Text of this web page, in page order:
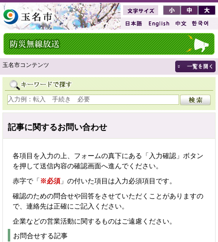
玉名市コンテンツ
記事に関するお問い合わせ
各項目を入力の上、フォームの真下にある「入力確認」ボタン
を押して送信内容の確認画面へ進んでください。
赤字で「 ※必須 」の付いた項目は入力必須項目です。
確認のための問合せや回答をさせていただくことがありますの
で、連絡先は正確にご記入ください。
企業などの営業活動に関するものはご遠慮ください。
お問合せする記事